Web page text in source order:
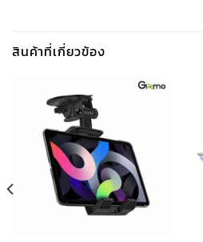
สินค้าที่เกี่ยวข้อง